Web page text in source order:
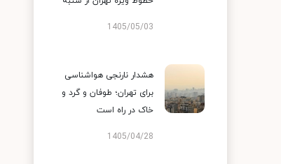
1405/05/03
هشدار نارنجی هواشناسی
برای تهران؛ طوفان و گرد و
خاک در راه است
1405/04/28